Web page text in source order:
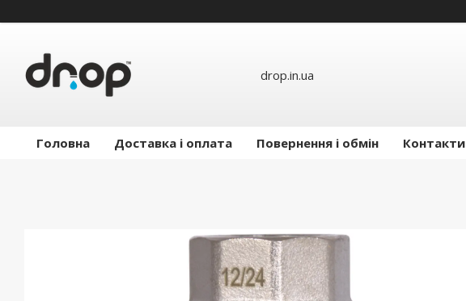
drop.in.ua
Головна Доставка і оплата Повернення і обмін Контакти